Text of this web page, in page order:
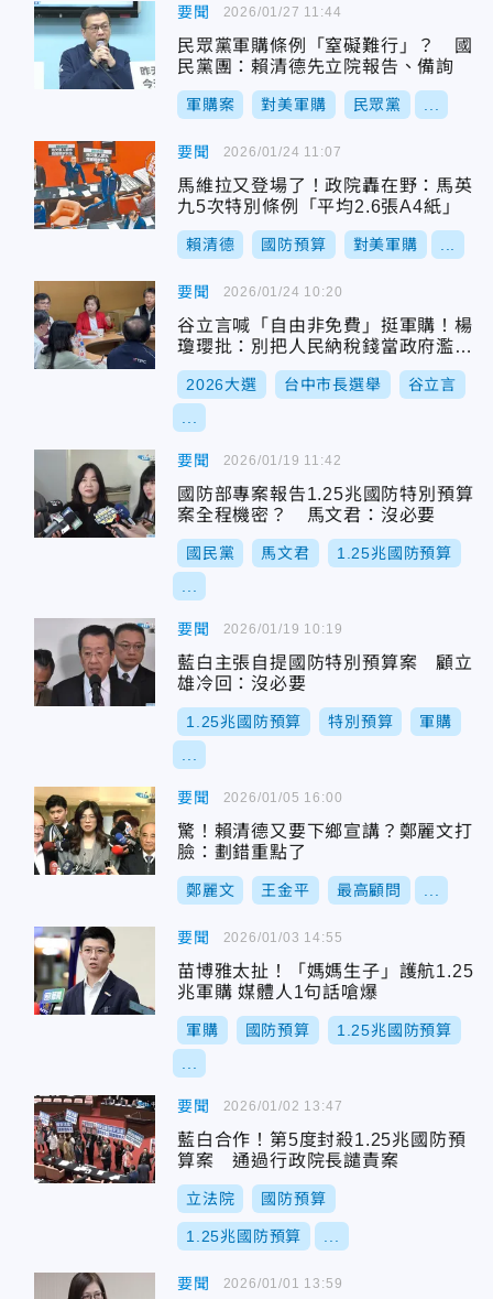
要聞
民眾黨軍購條例「窒礙難行」？ 國
民黨團：賴清德先立院報告、備詢
軍購案 對美軍購 民眾黨
2026/01/27 11:44
要聞
馬維拉又登場了！政院轟在野：馬英
九5次特別條例「平均2.6張A4紙」
賴清德 國防預算 對美軍購
2026/01/24 11:07
要聞
谷立言喊「自由非免費」挺軍購！楊
瓊瓔批：別把人民納稅錢當政府濫編
藉口
2026大選 台中市長選舉 谷立言
2026/01/24 10:20
要聞
國防部專案報告1.25兆國防特別預算
案全程機密？ 馬文君：沒必要
國民黨 馬文君 1.25兆國防預算
2026/01/19 11:42
要聞
藍白主張自提國防特別預算案 顧立
雄冷回：沒必要
1.25兆國防預算 特別預算 軍購
2026/01/19 10:19
要聞
驚！賴清德又要下鄉宣講？鄭麗文打
臉：劃錯重點了
鄭麗文 王金平 最高顧問
2026/01/05 16:00
要聞
苗博雅太扯！「媽媽生子」護航1.25
兆軍購 媒體人1句話嗆爆
軍購 國防預算 1.25兆國防預算
2026/01/03 14:55
要聞
藍白合作！第5度封殺1.25兆國防預
算案 通過行政院長譴責案
立法院 國防預算
1.25兆國防預算
2026/01/02 13:47
要聞 2026/01/01 13:59